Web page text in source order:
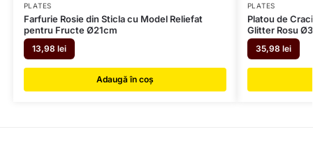
PLATES
Farfurie Rosie din Sticla cu Model Reliefat
pentru Fructe Ø21cm
13,98 lei
Adaugă în coș
PLATES
Platou de
Glitter Rosu
35,98 lei